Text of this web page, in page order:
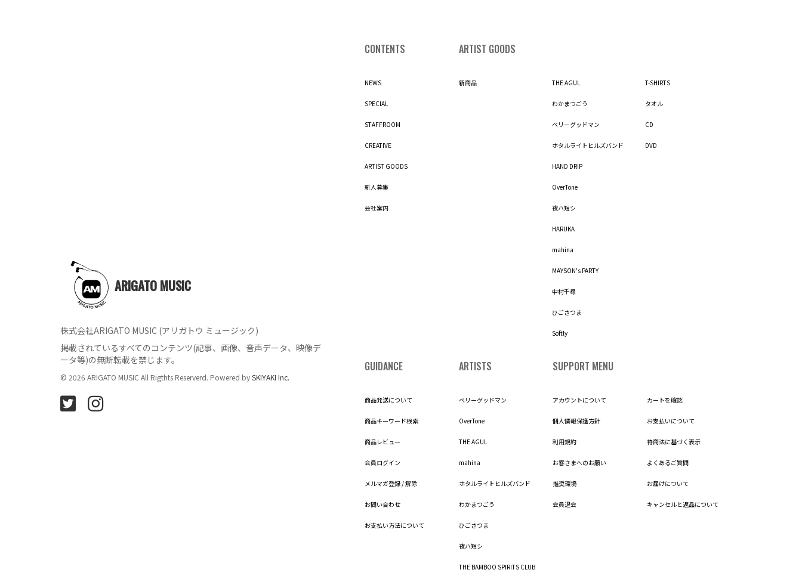
ARIGATO MUSIC
株式会社ARIGATO MUSIC (アリガトウ ミュージック)
掲載されているすべてのコンテンツ(記事、画像、音声データ、映像デ
ータ等)の無断転載を禁じます。
© 2026 ARIGATO MUSIC All Rigthts Reserverd. Powered bySKIYAKI Inc.
CONTENTS
NEWS
SPECIAL
STAFFROOM
CREATIVE
ARTIST GOODS
新人募集
会社案内
ARTIST GOODS
新商品 THE AGUL
わかまつごう
ベリーグッドマン
ホタルライトヒルズバンド
HAND DRIP
OverTone
夜ハ短シ
HARUKA
mahina
MAYSON's PARTY
中村千尋
ひごさつま
Softly
T-SHIRTS
タオル
CD
DVD
GUIDANCE
商品発送について
商品キーワード検索
商品レビュー
会員ログイン
メルマガ登録 / 解除
お問い合わせ
お支払い方法について
ARTISTS
ベリーグッドマン
OverTone
THE AGUL
mahina
ホタルライトヒルズバンド
わかまつごう
ひごさつま
夜ハ短シ
THE BAMBOO SPIRITS CLUB
SUPPORT MENU
アカウントについて
個人情報保護方針
利用規約
お客さまへのお願い
推奨環境
会員退会
カートを確認
お支払いについて
特商法に基づく表示
よくあるご質問
お届けについて
キャンセルと返品について